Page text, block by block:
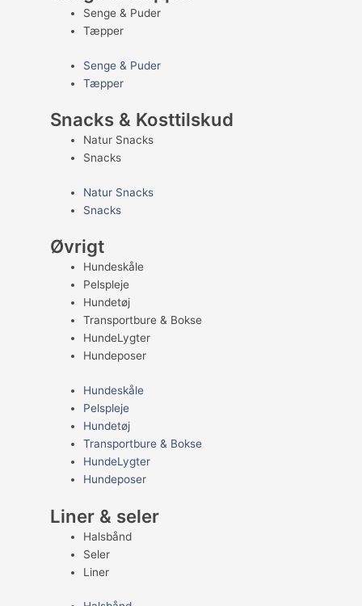
Senge & Puder
Tæpper
Senge & Puder
Tæpper
Snacks & Kosttilskud
Natur Snacks
Snacks
Natur Snacks
Snacks
Øvrigt
Hundeskåle
Pelspleje
Hundetøj
Transportbure & Bokse
HundeLygter
Hundeposer
Hundeskåle
Pelspleje
Hundetøj
Transportbure & Bokse
HundeLygter
Hundeposer
Liner & seler
Halsbånd
Seler
Liner